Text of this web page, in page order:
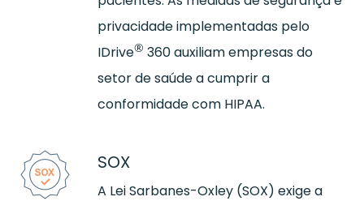
privacidade implementadas pelo
IDrive® 360 auxiliam empresas do
setor de saúde a cumprir a
conformidade com HIPAA.
SOX
A Lei Sarbanes-Oxley (SOX) exige a